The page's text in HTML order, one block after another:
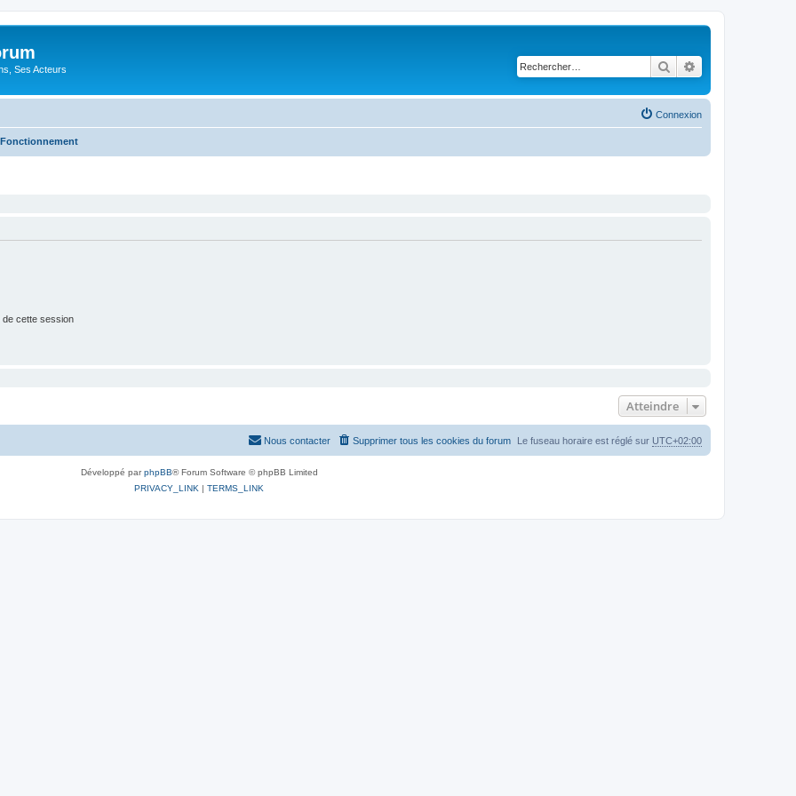
Ses Acteurs Rechercher
Connexion
Fonctionnement
de cette session
Atteindre
Le fuseau horaire est réglé sur UTC+02:00
Supprimer tous les cookies du forum
Nous contacter
Développé parphpBB® Forum Software © phpBB Limited
PRIVACY_LINK | TERMS_LINK